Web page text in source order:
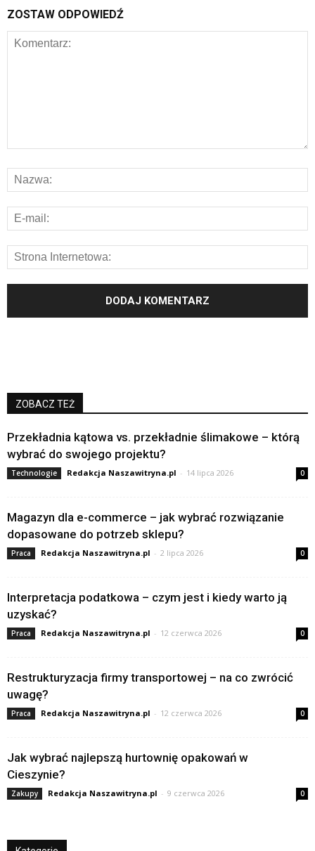
ZOSTAW ODPOWIEDŹ
ZOBACZ TEŻ
Przekładnia kątowa vs. przekładnie ślimakowe – którą
wybrać do swojego projektu?
Technologie Redakcja Naszawitryna.pl - 14 lipca 2026 0
Magazyn dla e-commerce – jak wybrać rozwiązanie
dopasowane do potrzeb sklepu?
Praca Redakcja Naszawitryna.pl - 2 lipca 2026 0
Interpretacja podatkowa – czym jest i kiedy warto ją
uzyskać?
Praca Redakcja Naszawitryna.pl - 12 czerwca 2026 0
Restrukturyzacja firmy transportowej – na co zwrócić
uwagę?
Praca Redakcja Naszawitryna.pl - 12 czerwca 2026 0
Jak wybrać najlepszą hurtownię opakowań w
Cieszynie?
Zakupy Redakcja Naszawitryna.pl - 9 czerwca 2026 0